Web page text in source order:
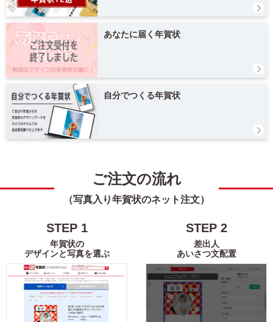
筆文字
墨一色 日本画
富士山
定番
謹賀新年
ビジネス
ディズニー ミッキー＆フレンズ
ミッキーマウス ミニーマウス
くまのプーさん ベイマックス
あなたに届く年賀状
自分でつくる年賀状
ご注文の流れ
（写真入り年賀状のネット注文）
STEP 1
年賀状の
デザインと写真を選ぶ
STEP 2
差出人
あいさつ文配置